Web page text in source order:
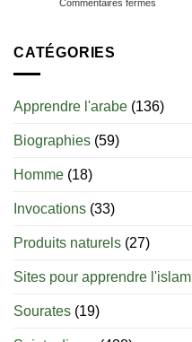
Commentaires fermés
:
CATÉGORIES
Apprendre l'arabe (136)
Biographies (59)
Homme (18)
Invocations (33)
Produits naturels (27)
Sites pour apprendre l'islam
Sourates (19)